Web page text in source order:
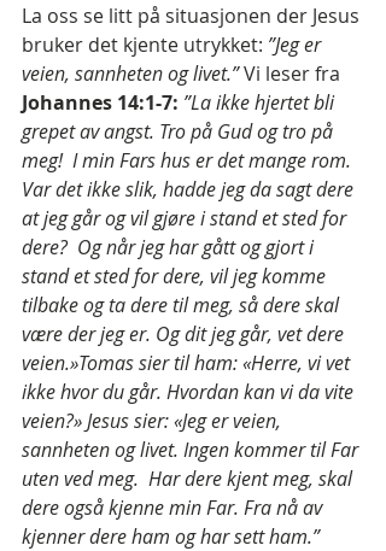
La oss se litt på situasjonen der Jesus
bruker det kjente utrykket: ”Jeg er
veien, sannheten og livet.” Vi leser fra
Johannes 14:1-7: ”La ikke hjertet bli
grepet av angst. Tro på Gud og tro på
meg!  I min Fars hus er det mange rom.
Var det ikke slik, hadde jeg da sagt dere
at jeg går og vil gjøre i stand et sted for
dere?  Og når jeg har gått og gjort i
stand et sted for dere, vil jeg komme
tilbake og ta dere til meg, så dere skal
være der jeg er. Og dit jeg går, vet dere
veien.»Tomas sier til ham: «Herre, vi vet
ikke hvor du går. Hvordan kan vi da vite
veien?» Jesus sier: «Jeg er veien,
sannheten og livet. Ingen kommer til Far
uten ved meg.  Har dere kjent meg, skal
dere også kjenne min Far. Fra nå av
kjenner dere ham og har sett ham.”